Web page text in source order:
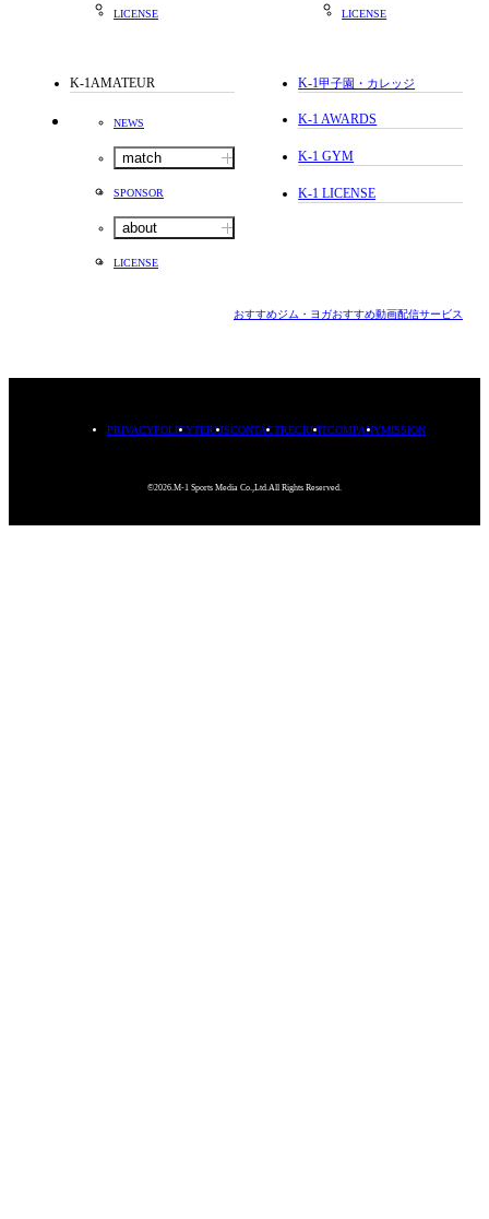
LICENSE LICENSE
K-1AMATEUR
NEWS
match
SPONSOR
about
LICENSE
K-1甲子園・カレッジ
K-1 AWARDS
K-1 GYM
K-1 LICENSE
おすすめジム・ヨガおすすめ動画配信サービス
PRIVACYPOLICYTERMSCONTACTRECRUITCOMPANYMISSION
©2026.M-1 Sports Media Co.,Ltd.All Rights Reserved.